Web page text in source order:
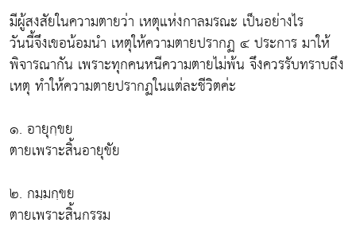
มีผู้สงสัยในความตายว่า เหตุแห่งกาลมรณะ เป็นอย่างไร
วันนี้จึงเขอน้อมนำ เหตุให้ความตายปรากฏ ๔ ประการ มาให้
พิจารณากัน เพราะทุกคนหนีความตายไม่พ้น จึงควรรับทราบถึง
เหตุ ทำให้ความตายปรากฏในแต่ละชีวิตค่ะ
๑. อายุกฺขย
ตายเพราะสิ้นอายุขัย
๒. กมฺมกฺขย
ตายเพราะสิ้นกรรม